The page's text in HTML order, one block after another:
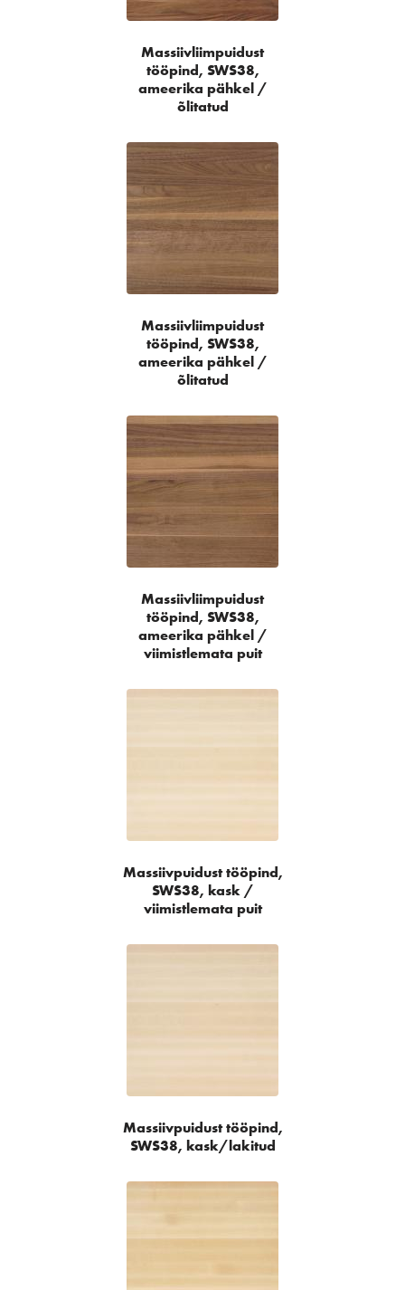
Massiivliimpuidust
tööpind, SWS38,
ameerika pähkel /
õlitatud
Massiivliimpuidust
tööpind, SWS38,
ameerika pähkel /
õlitatud
Massiivliimpuidust
tööpind, SWS38,
ameerika pähkel /
viimistlemata puit
Massiivpuidust tööpind,
SWS38, kask /
viimistlemata puit
Massiivpuidust tööpind,
SWS38, kask/lakitud